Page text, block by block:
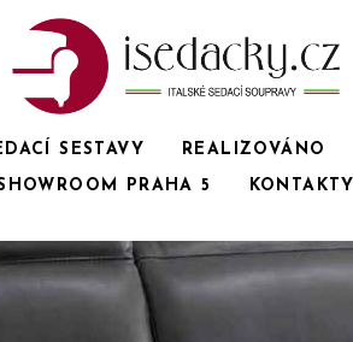
SESTAVY REALIZOVÁNO
PRAHA 5
KONTAKTY